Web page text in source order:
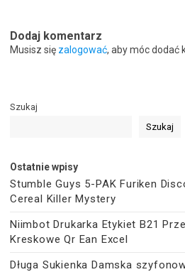
Dodaj komentarz
Musisz się zalogować, aby móc dodać
Szukaj
Szukaj
Ostatnie wpisy
Stumble Guys 5-PAK Furiken
Cereal Killer Mystery
Niimbot Drukarka Etykiet B21
Kreskowe Qr Ean Excel
Długa Sukienka Damska